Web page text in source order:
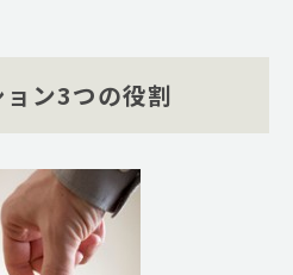
ン3つの役割